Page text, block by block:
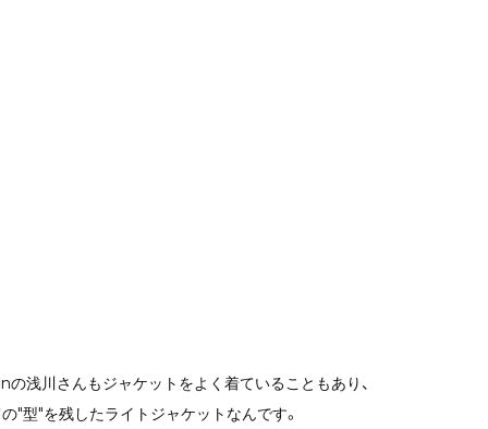
浅川さんもジャケットをよく着ていることもあり、
"型"を残したライトジャケットなんです。